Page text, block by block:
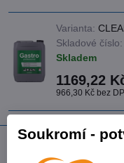
Varianta:
Skladové číslo:
Skladem
1169,22
966,30 Kč bez
Popis
Soukromí -